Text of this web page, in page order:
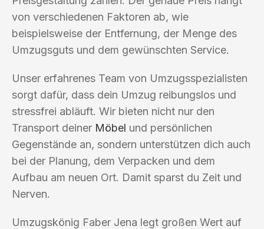
von verschiedenen Faktoren ab, wie
beispielsweise der Entfernung, der Menge des
Umzugsguts und dem gewünschten Service.
Unser erfahrenes Team von Umzugsspezialisten
sorgt dafür, dass dein Umzug reibungslos und
stressfrei abläuft. Wir bieten nicht nur den
Transport deiner Möbel und persönlichen
Gegenstände an, sondern unterstützen dich auch
bei der Planung, dem Verpacken und dem
Aufbau am neuen Ort. Damit sparst du Zeit und
Nerven.
Umzugskönig Faber Jena legt großen Wert auf